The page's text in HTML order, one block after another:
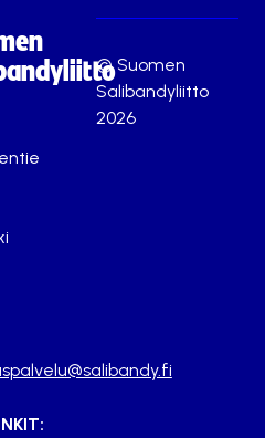
© Suomen
Salibandyliitto
2026